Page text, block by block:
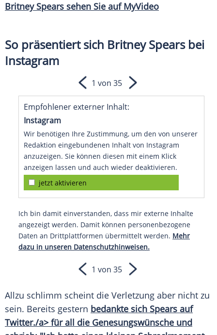
Britney Spears sehen Sie auf MyVideo
So präsentiert sich Britney Spears bei
Instagram
Empfohlener externer Inhalt:
Instagram
Wir benötigen Ihre Zustimmung, um den von unserer
Redaktion eingebundenen Inhalt von Instagram
anzuzeigen. Sie können diesen mit einem Klick
anzeigen lassen und auch wieder deaktivieren.
jetzt aktivieren
Ich bin damit einverstanden, dass mir externe Inhalte
angezeigt werden. Damit können personenbezogene
Daten an Drittplattformen übermittelt werden. Mehr
dazu in unseren Datenschutzhinweisen.
1 von 35
1 von 35
Allzu schlimm scheint die Verletzung aber nicht zu
sein. Bereits gestern bedankte sich Spears auf
Twitter./a> für all die Genesungswünsche und